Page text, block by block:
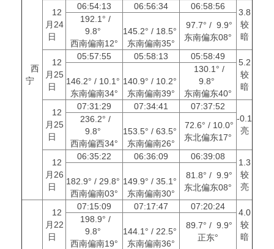
西
宁
12
月24
日
06:54:13 06:56:34 06:58:56
3.8
较
暗
192.1° /
9.8°
西南偏南12°
145.2° / 18.5°
东南偏南35°
97.7° / 9.9°
东南偏东08°
12
月25
日
05:57:55 05:58:13 05:58:49
5.2
较
暗
146.2° / 10.1°
东南偏南34°
140.9° / 10.2°
东南偏南39°
130.1° /
9.8°
东南偏东40°
12
月25
日
07:31:29 07:34:41
07:37:52
-0.1
亮
236.2° /
9.8°
西南偏西34°
153.5° / 63.5°
东南偏南26°
72.6° / 10.0°
东北偏东17°
12
月26
日
06:35:22 06:36:09 06:39:08
1.3
较
亮
182.9° / 29.8°
西南偏南03°
149.9° / 35.1°
东南偏南30°
81.8° / 9.9°
东北偏东08°
12
月22
日
07:15:09 07:17:47 07:20:24
4.0
较
暗
198.9° /
9.8°
西南偏南19°
144.1° / 22.5°
东南偏南36°
89.7° / 9.9°
正东°